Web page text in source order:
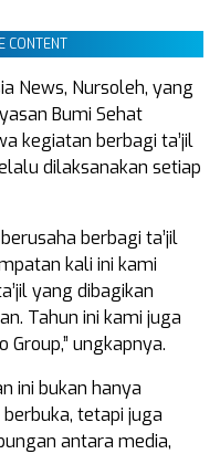
CONTENT
News, Nursoleh, yang
Bumi Sehat
kegiatan berbagi ta’jil
dilaksanakan setiap
berbagi ta’jil
kali ini kami
yang dibagikan
Tahun ini kami juga
ungkapnya.
ini bukan hanya
tetapi juga
antara media,